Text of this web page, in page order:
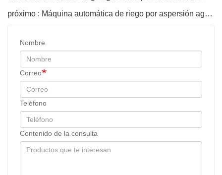
próximo : Máquina automática de riego por aspersión agrícola
Nombre
Correo
Teléfono
Contenido de la consulta